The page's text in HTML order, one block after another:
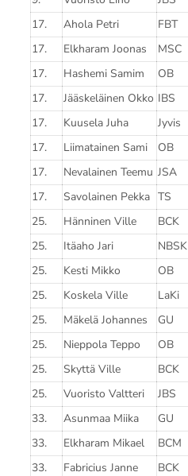
17.
Ahola Petri FBT
17.
Elkharam Joonas MSC
17.
Hashemi Samim OB
17.
Jääskeläinen Okko IBS
17.
Kuusela Juha Jyvis
17.
Liimatainen Sami OB
17.
Nevalainen Teemu JSA
17.
Savolainen Pekka TS
25.
Hänninen Ville BCK
25.
Itäaho Jari NBSK
25.
Kesti Mikko OB
25.
Koskela Ville LaKi
25.
Mäkelä Johannes GU
25.
Nieppola Teppo OB
25.
Skyttä Ville BCK
25.
Vuoristo Valtteri JBS
33.
Asunmaa Miika GU
33.
Elkharam Mikael BCM
33.
Fabricius Janne BCK